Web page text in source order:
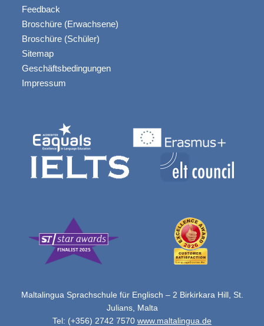
Feedback
Broschüre (Erwachsene)
Broschüre (Schüler)
Sitemap
Geschäftsbedingungen
Impressum
Maltalingua Sprachschule für Englisch – 2 Birkirkara Hill, St.
Julians, Malta
Tel: (+356) 2742 7570 www.maltalingua.de